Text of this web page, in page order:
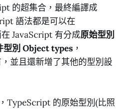
的超集合，最終編譯成
語法都是可以在
JavaScript 有分成原始型別
型別 Object types ，
並且還新增了其他的型別設
TypeScript 的原始型別(比照